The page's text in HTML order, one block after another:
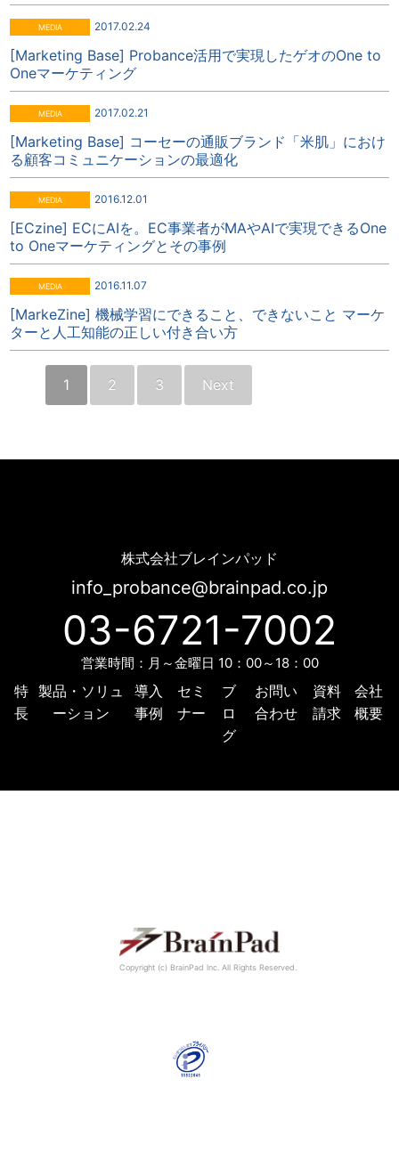
2017.02.24
[Marketing Base] Probance活用で実現したゲオのOne to
Oneマーケティング
2017.02.21
[Marketing Base] コーセーの通販ブランド「米肌」におけ
る顧客コミュニケーションの最適化
2016.12.01
[ECzine] ECにAIを。EC事業者がMAやAIで実現できるOne
to Oneマーケティングとその事例
2016.11.07
[MarkeZine] 機械学習にできること、できないこと マーケ
ターと人工知能の正しい付き合い方
1 2 3 Next
株式会社ブレインパッド
info_probance@brainpad.co.jp
03-6721-7002
営業時間：月～金曜日 10：00～18：00
特
長
製品・ソリュ
ーション
導入
事例
セミ
ナー
ブ
ロ
グ
お問い
合わせ
資料
請求
会社
概要
Copyright (c) BrainPad lnc. All Rights Reserved.